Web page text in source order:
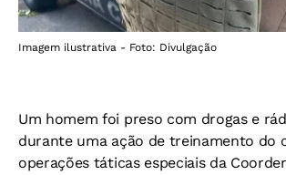
Imagem ilustrativa - Foto: Divulgação
Um homem foi preso com drogas e
durante uma ação de treinamento do
operações táticas especiais da